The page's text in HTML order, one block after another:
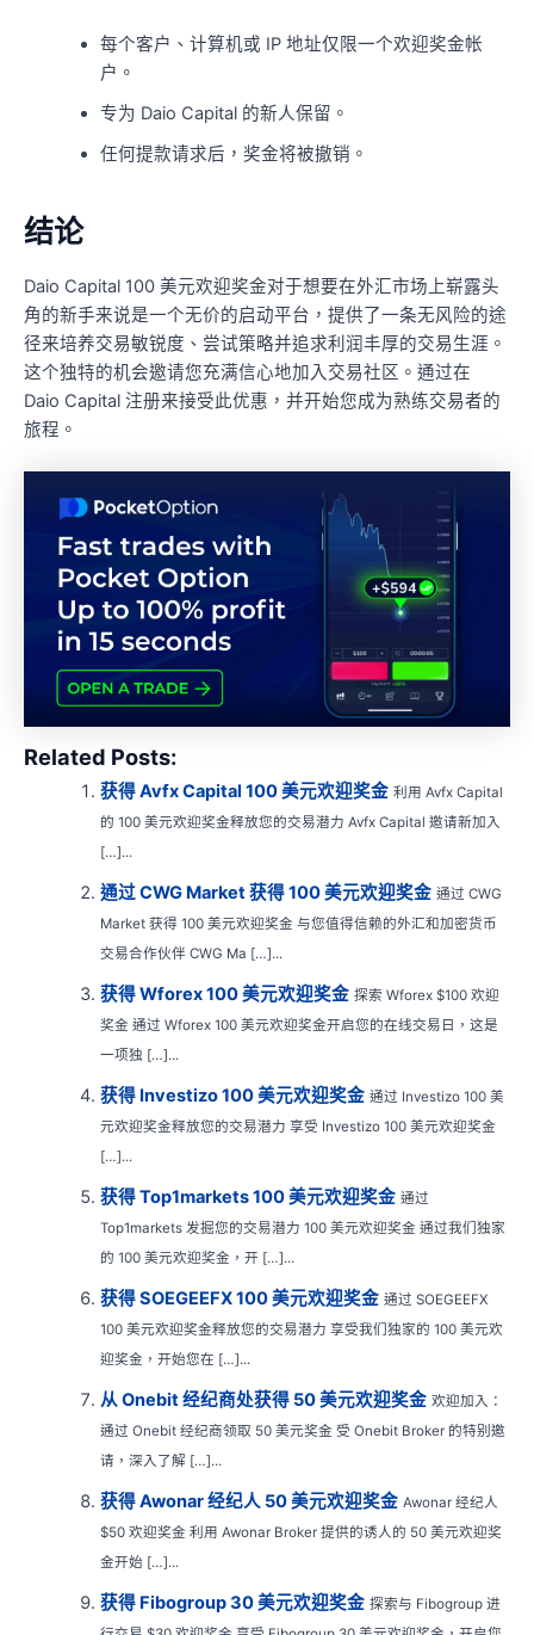
每个客户、计算机或 IP 地址仅限一个欢迎奖金帐
户。
专为 Daio Capital 的新人保留。
任何提款请求后，奖金将被撤销。
结论
Daio Capital 100 美元欢迎奖金对于想要在外汇市场上崭露头
角的新手来说是一个无价的启动平台，提供了一条无风险的途
径来培养交易敏锐度、尝试策略并追求利润丰厚的交易生涯。
这个独特的机会邀请您充满信心地加入交易社区。通过在
Daio Capital 注册来接受此优惠，并开始您成为熟练交易者的
旅程。
Related Posts:
获得 Avfx Capital 100 美元欢迎奖金 利用 Avfx Capital
的 100 美元欢迎奖金释放您的交易潜力 Avfx Capital 邀请新加入
[…]...
通过 CWG Market 获得 100 美元欢迎奖金 通过 CWG
Market 获得 100 美元欢迎奖金 与您值得信赖的外汇和加密货币
交易合作伙伴 CWG Ma […]...
获得 Wforex 100 美元欢迎奖金 探索 Wforex $100 欢迎
奖金 通过 Wforex 100 美元欢迎奖金开启您的在线交易日，这是
一项独 […]...
获得 Investizo 100 美元欢迎奖金 通过 Investizo 100 美
元欢迎奖金释放您的交易潜力 享受 Investizo 100 美元欢迎奖金
[…]...
获得 Top1markets 100 美元欢迎奖金 通过
Top1markets 发掘您的交易潜力 100 美元欢迎奖金 通过我们独家
的 100 美元欢迎奖金，开 […]...
获得 SOEGEEFX 100 美元欢迎奖金 通过 SOEGEEFX
100 美元欢迎奖金释放您的交易潜力 享受我们独家的 100 美元欢
迎奖金，开始您在 […]...
从 Onebit 经纪商处获得 50 美元欢迎奖金 欢迎加入：
通过 Onebit 经纪商领取 50 美元奖金 受 Onebit Broker 的特别邀
请，深入了解 […]...
获得 Awonar 经纪人 50 美元欢迎奖金 Awonar 经纪人
$50 欢迎奖金 利用 Awonar Broker 提供的诱人的 50 美元欢迎奖
金开始 […]...
获得 Fibogroup 30 美元欢迎奖金 探索与 Fibogroup 进